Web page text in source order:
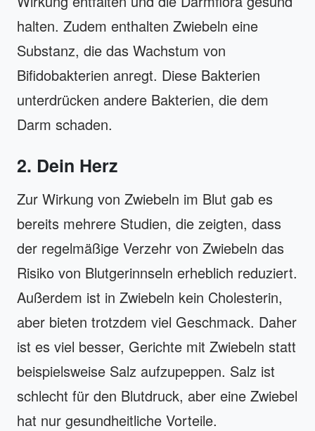
halten. Zudem enthalten Zwiebeln eine
Substanz, die das Wachstum von
Bifidobakterien anregt. Diese Bakterien
unterdrücken andere Bakterien, die dem
Darm schaden.
2. Dein Herz
Zur Wirkung von Zwiebeln im Blut gab es
bereits mehrere Studien, die zeigten, dass
der regelmäßige Verzehr von Zwiebeln das
Risiko von Blutgerinnseln erheblich reduziert.
Außerdem ist in Zwiebeln kein Cholesterin,
aber bieten trotzdem viel Geschmack. Daher
ist es viel besser, Gerichte mit Zwiebeln statt
beispielsweise Salz aufzupeppen. Salz ist
schlecht für den Blutdruck, aber eine Zwiebel
hat nur gesundheitliche Vorteile.